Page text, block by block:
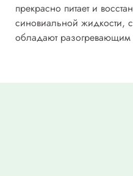
прекрасно питает и
синовиальной жидкости,
обладают разогревающим